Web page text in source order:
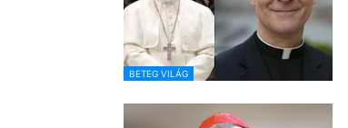
BETEG VILÁG